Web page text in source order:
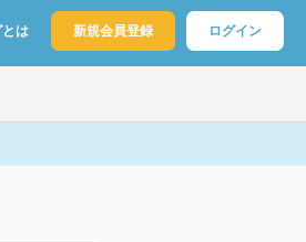
は 新規会員登録 ログイン